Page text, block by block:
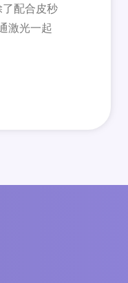
配合皮秒
激光一起